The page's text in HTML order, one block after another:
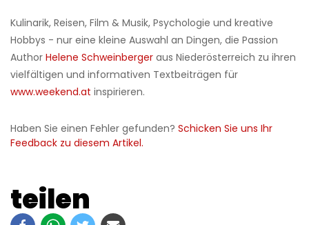
Kulinarik, Reisen, Film & Musik, Psychologie und kreative
Hobbys - nur eine kleine Auswahl an Dingen, die Passion
Author Helene Schweinberger aus Niederösterreich zu ihren
vielfältigen und informativen Textbeiträgen für
www.weekend.at inspirieren.
Haben Sie einen Fehler gefunden? Schicken Sie uns Ihr
Feedback zu diesem Artikel.
teilen